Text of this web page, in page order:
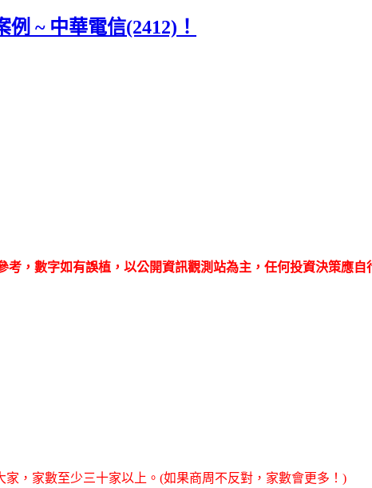
~ 中華電信(2412)！
考，數字如有誤植，以公開資訊觀測站為主，任何投資決策應
，家數至少三十家以上。(如果商周不反對，家數會更多！)